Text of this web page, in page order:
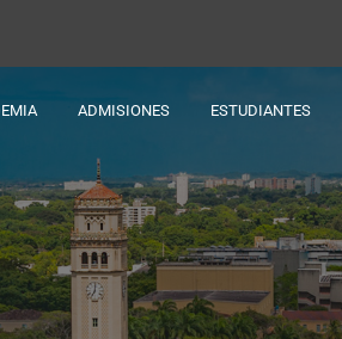
ADMISIONES ESTUDIANTES